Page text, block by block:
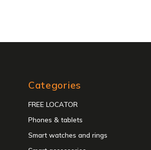
categories
Categories
FREE LOCATOR
Phones & tablets
Smart watches and rings